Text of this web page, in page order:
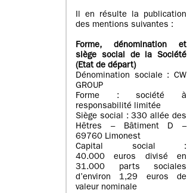
Il en résulte la publication
des mentions suivantes :
Forme, dénomination et
siège social de la Société
(Etatde départ)
Dénomination sociale : CW
GROUP
Forme : société à
responsabilité limitée
Siège social : 330 allée des
Hêtres – Bâtiment D –
69760 Limonest
Capital social :
40.000 euros divisé en
31.000 parts sociales
d’environ 1,29 euros de
valeur nominale